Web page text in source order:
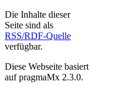
Die Inhalte dieser
Seite sind als
RSS/RDF-Quelle
verfügbar.
Diese Webseite basiert
auf pragmaMx 2.3.0.